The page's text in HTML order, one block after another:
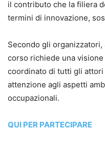
il contributo che la filiera
termini di innovazione,
Secondo gli
corso richiede una
coordinato di tutti gli
attenzione agli aspetti
occupazionali.
QUI PER PARTECIPARE